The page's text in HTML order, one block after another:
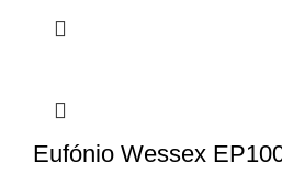
Eufónio Wessex